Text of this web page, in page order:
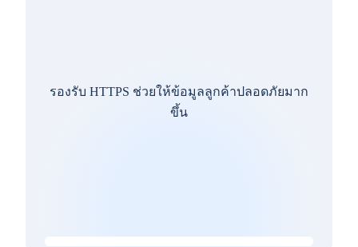
รองรับ HTTPS ช่วยให้ข้อมูลลูกค้าปลอดภัยมาก
ขึ้น